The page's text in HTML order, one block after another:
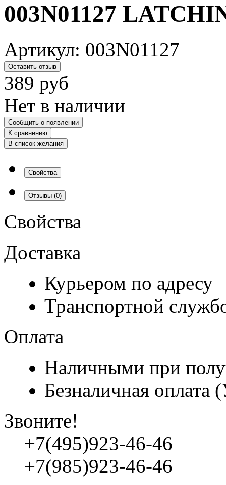
003N01127
Артикул: 003N01127
Оставить отзыв
389 руб
Нет в наличии
Сообщить о появлении
К сравнению
В список желания
Свойства
Отзывы (0)
Свойства
Доставка
Курьером по адресу
Транспортной
Оплата
Наличными при
Безналичная
Звоните!
+7(495)923-46-46
+7(985)923-46-46